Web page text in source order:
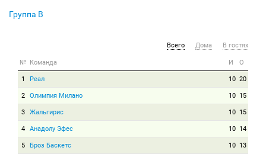
Группа B
Всего Дома В гостях
№ Команда И О
1 Реал 10 20
2 Олимпия Милано 10 15
3 Жальгирис 10 15
4 Анадолу Эфес 10 14
5 Броз Баскетс 10 13